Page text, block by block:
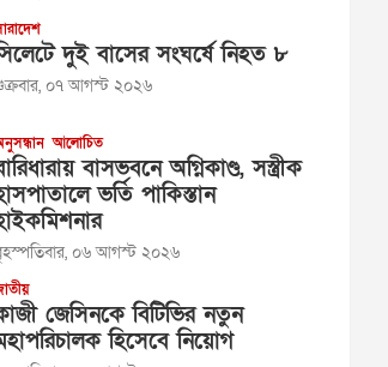
দুই বাসের সংঘর্ষে নিহত ৮
০৭ আগস্ট ২০২৬
আলোচিত
বাসভবনে অগ্নিকাণ্ড, সস্ত্রীক
ভর্তি পাকিস্তান
০৬ আগস্ট ২০২৬
জেসিনকে বিটিভির নতুন
হিসেবে নিয়োগ